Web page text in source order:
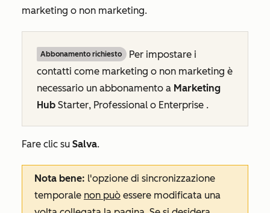
marketing o non marketing.
Abbonamento richiesto
Per impostare i
contatti come marketing o non marketing è
necessario un abbonamento a Marketing
Hub Starter, Professional o Enterprise .
Fare clic su Salva.
Nota bene: l'opzione di sincronizzazione
temporale non può essere modificata una